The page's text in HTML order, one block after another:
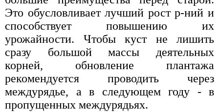
Это обусловливает лучший рост р-ний и
способствует повышению их
урожайности. Чтобы куст не лишить
сразу большой массы деятельных
корней, обновление плантажа
рекомендуется проводить через
междурядье, а в следующем году - в
пропущенных междурядьях.